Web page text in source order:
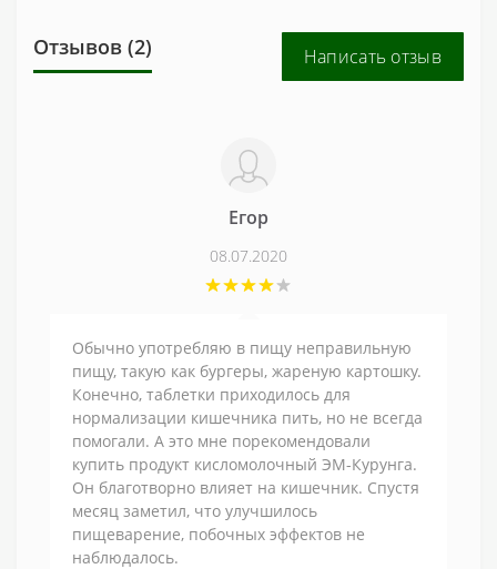
Отзывов (2) Написать отзыв
Егор
08.07.2020
Обычно употребляю в пищу неправильную
пищу, такую как бургеры, жареную картошку.
Конечно, таблетки приходилось для
нормализации кишечника пить, но не всегда
помогали. А это мне порекомендовали
купить продукт кисломолочный ЭМ-Курунга.
Он благотворно влияет на кишечник. Спустя
месяц заметил, что улучшилось
пищеварение, побочных эффектов не
наблюдалось.